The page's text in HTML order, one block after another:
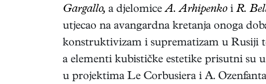
Gargallo, a djelomiceA. Arhipenkoi R.
utjecao na avangardna kretanja onoga
konstruktivizam i suprematizam u Rusiji
a elementi kubističke estetike prisutni su
u projektima Le Corbusiera i A.